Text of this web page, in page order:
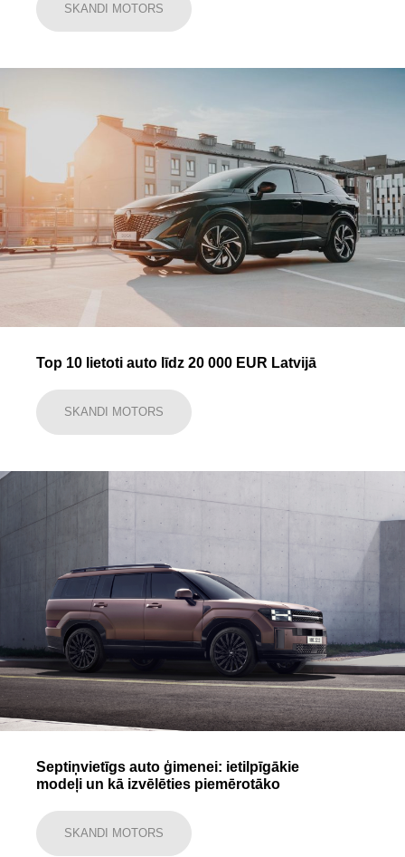
SKANDI MOTORS
Top 10 lietoti auto līdz 20 000 EUR Latvijā
SKANDI MOTORS
Septiņvietīgs auto ģimenei: ietilpīgākie
modeļi un kā izvēlēties piemērotāko
SKANDI MOTORS